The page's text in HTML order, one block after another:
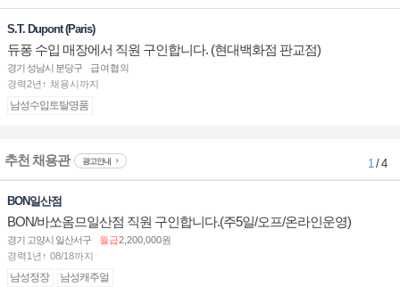
S.T. Dupont (Paris)
듀퐁 수입 매장에서 직원 구인합니다. (현대백화점 판교점)
경기 성남시 분당구
급여협의
경력2년↑ 채용시까지
남성수입토탈명품
추천 채용관 광고안내 1/ 4
BON일산점
BON/바쏘옴므일산점 직원 구인합니다.(주5일/오프/온라인운영)
경기 고양시 일산서구 월급2,200,000원
경력1년↑ 08/18까지
남성정장 남성캐주얼